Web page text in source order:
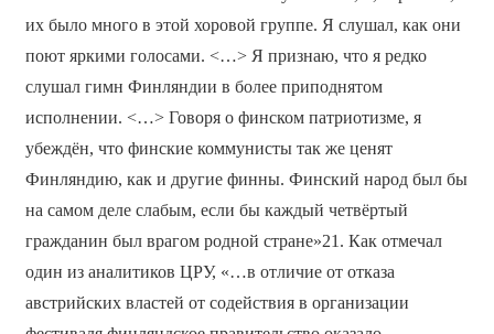
их было много в этой хоровой группе. Я слушал, как они
поют яркими голосами. <…> Я признаю, что я редко
слушал гимн Финляндии в более приподнятом
исполнении. <…> Говоря о финском патриотизме, я
убеждён, что финские коммунисты так же ценят
Финляндию, как и другие финны. Финский народ был бы
на самом деле слабым, если бы каждый четвёртый
гражданин был врагом родной стране»21. Как отмечал
один из аналитиков ЦРУ, «…в отличие от отказа
австрийских властей от содействия в организации